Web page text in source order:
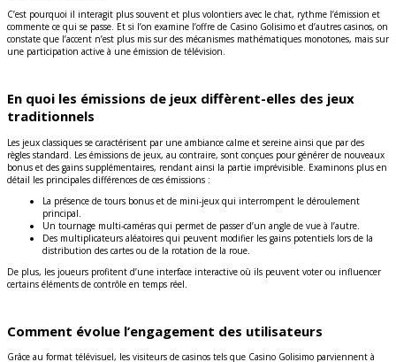
C’est pourquoi il interagit plus souvent et plus volontiers avec le chat, rythme l’émission et
commente ce qui se passe. Et si l’on examine l’offre de Casino Golisimo et d’autres casinos, on
constate que l’accent n’est plus mis sur des mécanismes mathématiques monotones, mais sur
une participation active à une émission de télévision.
En quoi les émissions de jeux diffèrent-elles des jeux
traditionnels
Les jeux classiques se caractérisent par une ambiance calme et sereine ainsi que par des
règles standard. Les émissions de jeux, au contraire, sont conçues pour générer de nouveaux
bonus et des gains supplémentaires, rendant ainsi la partie imprévisible. Examinons plus en
détail les principales différences de ces émissions :
La présence de tours bonus et de mini-jeux qui interrompent le déroulement
principal.
Un tournage multi-caméras qui permet de passer d’un angle de vue à l’autre.
Des multiplicateurs aléatoires qui peuvent modifier les gains potentiels lors de la
distribution des cartes ou de la rotation de la roue.
De plus, les joueurs profitent d’une interface interactive où ils peuvent voter ou influencer
certains éléments de contrôle en temps réel.
Comment évolue l’engagement des utilisateurs
Grâce au format télévisuel, les visiteurs de casinos tels que Casino Golisimo parviennent à